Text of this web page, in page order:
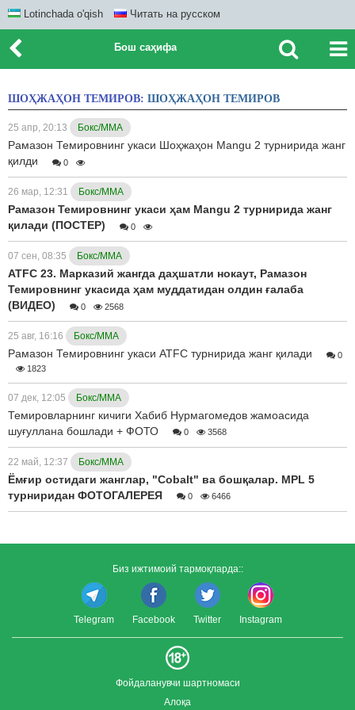
Lotinchada o'qish Читать на русском
Бош саҳифа
ШОҲЖАҲОН ТЕМИРОВ: ШОҲЖАҲОН ТЕМИРОВ
25 апр, 20:13 Бокс/ММА
Рамазон Темировнинг укаси Шоҳжаҳон Mangu 2 турнирида жанг
қилди
0
26 мар, 12:31 Бокс/ММА
Рамазон Темировнинг укаси ҳам Mangu 2 турнирида жанг
қилади (ПОСТЕР)
0
07 сен, 08:35 Бокс/ММА
ATFC 23. Марказий жангда даҳшатли нокаут, Рамазон
Темировнинг укасида ҳам муддатидан олдин ғалаба
(ВИДЕО)
0 2568
25 авг, 16:16 Бокс/ММА
Рамазон Темировнинг укаси ATFC турнирида жанг қилади
0
1823
07 дек, 12:05 Бокс/ММА
Темировларнинг кичиги Хабиб Нурмагомедов жамоасида
шуғуллана бошлади + ФОТО
0 3568
22 май, 12:37 Бокс/ММА
Ёмғир остидаги жанглар, "Cobalt" ва бошқалар. MPL 5
турниридан ФОТОГАЛЕРЕЯ
0 6466
Биз ижтимоий тармоқларда::
Telegram Facebook Twitter Instagram
Фойдаланувчи шартномаси
Алоқа